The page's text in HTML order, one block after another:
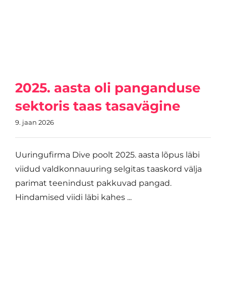
2025. aasta oli panganduse
sektoris taas tasavägine
9. jaan 2026
Uuringufirma Dive poolt 2025. aasta lõpus läbi
viidud valdkonnauuring selgitas taaskord välja
parimat teenindust pakkuvad pangad.
Hindamised viidi läbi kahes ...